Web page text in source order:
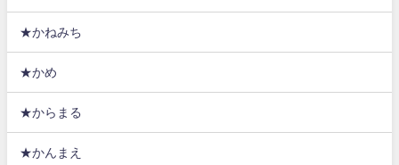
★かねみち
★かめ
★からまる
★かんまえ